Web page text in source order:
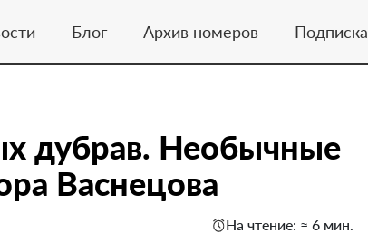
Блог Архив номеров Подписка
дубрав. Необычные
Васнецова
На чтение: ≈ 6 мин.